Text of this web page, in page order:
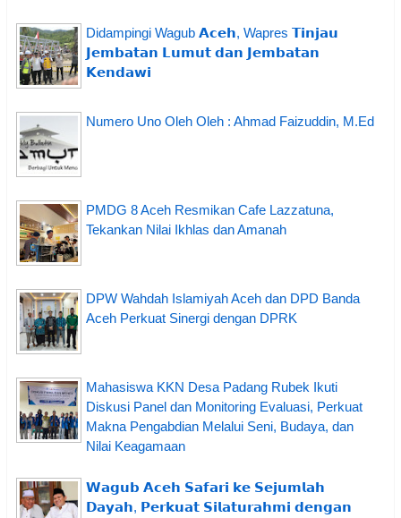
Didampingi Wagub 𝗔𝗰𝗲𝗵, Wapres 𝗧𝗶𝗻𝗷𝗮𝘂
𝗝𝗲𝗺𝗯𝗮𝘁𝗮𝗻 𝗟𝘂𝗺𝘂𝘁 𝗱𝗮𝗻 𝗝𝗲𝗺𝗯𝗮𝘁𝗮𝗻
𝗞𝗲𝗻𝗱𝗮𝘄𝗶
Numero Uno Oleh Oleh : Ahmad Faizuddin, M.Ed
PMDG 8 Aceh Resmikan Cafe Lazzatuna,
Tekankan Nilai Ikhlas dan Amanah
DPW Wahdah Islamiyah Aceh dan DPD Banda
Aceh Perkuat Sinergi dengan DPRK
Mahasiswa KKN Desa Padang Rubek Ikuti
Diskusi Panel dan Monitoring Evaluasi, Perkuat
Makna Pengabdian Melalui Seni, Budaya, dan
Nilai Keagamaan
𝗪𝗮𝗴𝘂𝗯 𝗔𝗰𝗲𝗵 𝗦𝗮𝗳𝗮𝗿𝗶 𝗸𝗲 𝗦𝗲𝗷𝘂𝗺𝗹𝗮𝗵
𝗗𝗮𝘆𝗮𝗵, 𝗣𝗲𝗿𝗸𝘂𝗮𝘁 𝗦𝗶𝗹𝗮𝘁𝘂𝗿𝗮𝗵𝗺𝗶 𝗱𝗲𝗻𝗴𝗮𝗻